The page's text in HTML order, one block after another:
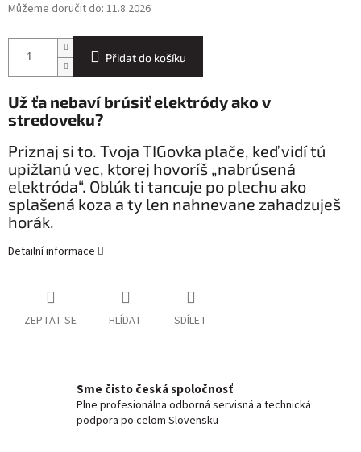
Můžeme doručit do: 11.8.2026
Přidat do košíku
Už ťa nebaví brúsiť elektródy ako v
stredoveku?
Priznaj si to. Tvoja TIGovka plače, keď vidí tú
upižlanú vec, ktorej hovoríš „nabrúsená
elektróda“. Oblúk ti tancuje po plechu ako
splašená koza a ty len nahnevane zahadzuješ
horák.
Detailní informace
ZEPTAT SE HLÍDAT SDÍLET
Sme čisto česká spoločnosť
Plne profesionálna odborná servisná a technická
podpora po celom Slovensku